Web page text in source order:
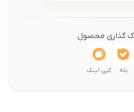
گذاری محصول
بله کپی لینک